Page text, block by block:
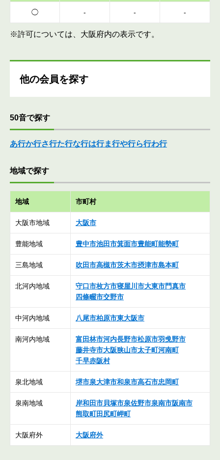
◯ - - -
※許可については、大阪府内の表示です。
他の会員を探す
50音で探す
あ行か行さ行た行な行は行ま行や行ら行わ行
地域で探す
地域 市町村
大阪市地域 大阪市
豊能地域 豊中市池田市箕面市豊能町能勢町
三島地域 吹田市高槻市茨木市摂津市島本町
北河内地域 守口市枚方市寝屋川市大東市門真市
四條畷市交野市
中河内地域 八尾市柏原市東大阪市
南河内地域 富田林市河内長野市松原市羽曵野市
藤井寺市大阪狭山市太子町河南町
千早赤阪村
泉北地域 堺市泉大津市和泉市高石市忠岡町
泉南地域 岸和田市貝塚市泉佐野市泉南市阪南市
熊取町田尻町岬町
大阪府外 大阪府外